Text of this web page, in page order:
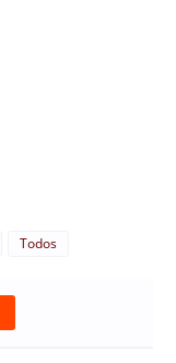
Todos